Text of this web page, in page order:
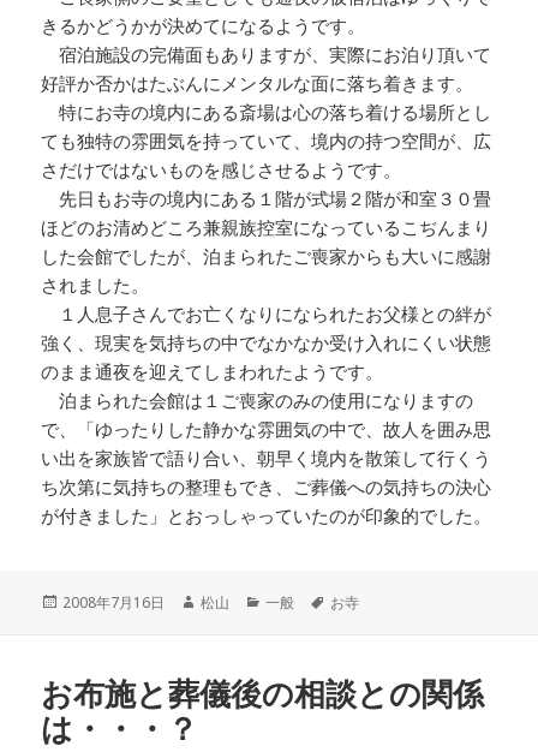
きるかどうかが決めてになるようです。
宿泊施設の完備面もありますが、実際にお泊り頂いて
好評か否かはたぶんにメンタルな面に落ち着きます。
特にお寺の境内にある斎場は心の落ち着ける場所とし
ても独特の雰囲気を持っていて、境内の持つ空間が、広
さだけではないものを感じさせるようです。
先日もお寺の境内にある１階が式場２階が和室３０畳
ほどのお清めどころ兼親族控室になっているこぢんまり
した会館でしたが、泊まられたご喪家からも大いに感謝
されました。
１人息子さんでお亡くなりになられたお父様との絆が
強く、現実を気持ちの中でなかなか受け入れにくい状態
のまま通夜を迎えてしまわれたようです。
泊まられた会館は１ご喪家のみの使用になりますの
で、「ゆったりした静かな雰囲気の中で、故人を囲み思
い出を家族皆で語り合い、朝早く境内を散策して行くう
ち次第に気持ちの整理もでき、ご葬儀への気持ちの決心
が付きました」とおっしゃっていたのが印象的でした。
投
2008年7月16日
作
松山
カ
ー
一般
タ
お寺
お布施と葬儀後の相談との関係
は・・・？